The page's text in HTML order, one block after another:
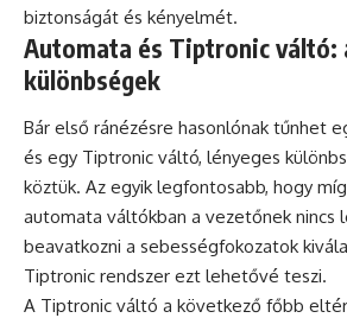
biztonságát és kényelmét.
Automata és Tiptronic váltó:
különbségek
Bár első ránézésre hasonlónak tűnhet
és egy Tiptronic váltó, lényeges
köztük. Az egyik legfontosabb, hogy
automata váltókban a vezetőnek nincs
beavatkozni a sebességfokozatok
Tiptronic rendszer ezt lehetővé teszi.
A Tiptronic váltó a következő főbb